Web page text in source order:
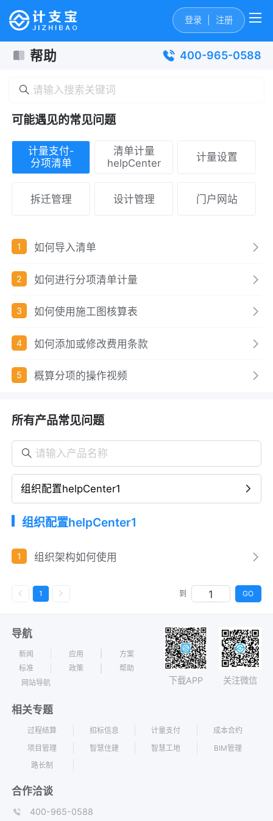
登录 注册
帮助 400-965-0588
可能遇见的常见问题
计量支付-
分项清单
清单计量
helpCenter
计量设置
拆迁管理 设计管理 门户网站
1 如何导入清单
2 如何进行分项清单计量
3 如何使用施工图核算表
4 如何添加或修改费用条款
5 概算分项的操作视频
所有产品常见问题
组织配置helpCenter1
组织配置helpCenter1
1 组织架构如何使用
1 到 GO
导航
新闻 应用
方案
标准
政策
帮助
网站导航
下载APP 关注微信
相关专题
过程结算 招标信息 计量支付
成本合约
项目管理
智慧住建 智慧工地
BIM管理
路长制
合作洽谈
400-965-0588